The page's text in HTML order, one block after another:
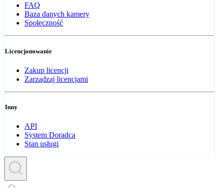
FAQ
Baza danych kamery
Społeczność
Licencjonowanie
Zakup licencji
Zarządzaj licencjami
Inny
API
System Doradca
Stan usługi